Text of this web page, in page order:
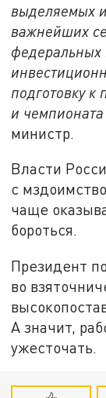
выделяемых
важнейших
подготовку
и
министр.
Власти
с
чаще
бороться.
Президент
во
А значит,
ужесточать.